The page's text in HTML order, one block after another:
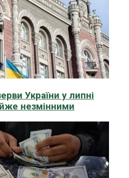
України у липні
незмінними